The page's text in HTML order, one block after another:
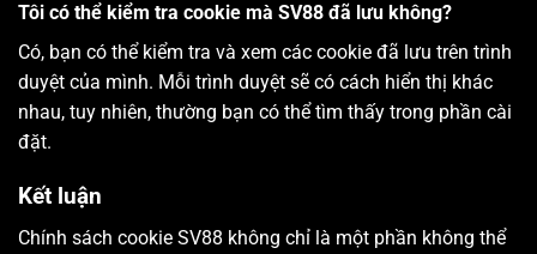
Tôi có thể kiểm tra cookie mà SV88 đã lưu không?
Có, bạn có thể kiểm tra và xem các cookie đã lưu trên trình
duyệt của mình. Mỗi trình duyệt sẽ có cách hiển thị khác
nhau, tuy nhiên, thường bạn có thể tìm thấy trong phần cài
đặt.
Kết luận
Chính sách cookie SV88 không chỉ là một phần không thể